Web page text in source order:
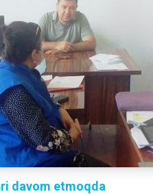
davom etmoqda